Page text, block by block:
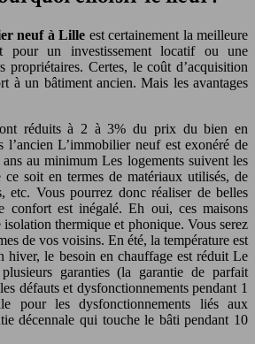
neuf à Lille est certainement la meilleure
pour un investissement locatif ou une
propriétaires. Certes, le coût d’acquisition
à un bâtiment ancien. Mais les avantages
réduits à 2 à 3% du prix du bien en
l’ancien L’immobilier neuf est exonéré de
au minimum Les logements suivent les
soit en termes de matériaux utilisés, de
etc. Vous pourrez donc réaliser de belles
confort est inégalé. Eh oui, ces maisons
thermique et phonique. Vous serez
de vos voisins. En été, la température est
hiver, le besoin en chauffage est réduit Le
garanties (la garantie de parfait
défauts et dysfonctionnements pendant 1
pour les dysfonctionnements liés aux
décennale qui touche le bâti pendant 10